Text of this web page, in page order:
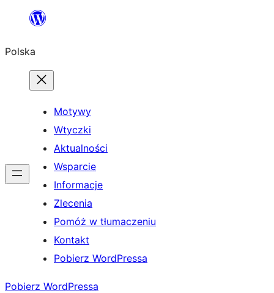
Przejdź
treści
Polska
Motywy
Wtyczki
Aktualności
Wsparcie
Informacje
Zlecenia
Pomóż w tłumaczeniu
Kontakt
Pobierz WordPressa
Pobierz WordPressa